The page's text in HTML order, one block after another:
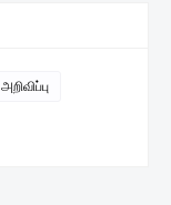
அறிவிப்பு